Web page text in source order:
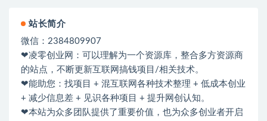
站长简介
微信：2384809907
❤凌零创业网：可以理解为一个资源库，整合多方资源商
的站点，不断更新互联网搞钱项目/相关技术。
❤能助您：找项目 + 混互联网各种技术整理 + 低成本创业
+ 减少信息差 + 见识各种项目 + 提升网创认知。
❤本站为众多团队提供了重要价值，也为众多创业者开启